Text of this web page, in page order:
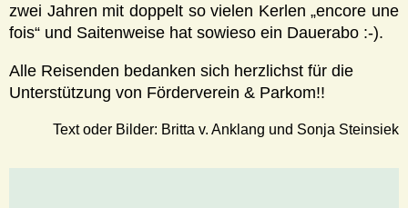
zwei Jahren mit doppelt so vielen Kerlen „encore une
fois“ und Saitenweise hat sowieso ein Dauerabo :-).
Alle Reisenden bedanken sich herzlichst für die
Unterstützung von Förderverein & Parkom!!
Text oder Bilder: Britta v. Anklang und Sonja Steinsiek